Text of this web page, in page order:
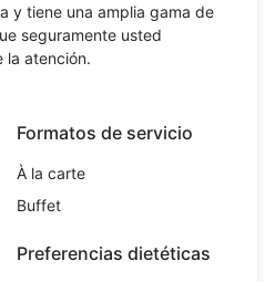
y tiene una amplia gama de
seguramente usted
la atención.
Formatos de servicio
À la carte
Buffet
Preferencias dietéticas